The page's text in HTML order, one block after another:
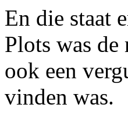
En die staat
Plots was de
ook een
vinden was.